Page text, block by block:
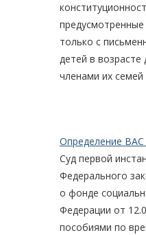
только с
детей в
членами их
Определение
Суд первой
Федерального
о фонде
Федерации от
пособиями по